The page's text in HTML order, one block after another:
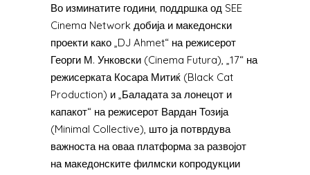
Во изминатите години, поддршка од SEE
Cinema Network добија и македонски
проекти како „DJ Ahmet“ на режисерот
Георги М. Унковски (Cinema Futura), „17“ на
режисерката Косара Митиќ (Black Cat
Production) и „Баладата за лонецот и
капакот“ на режисерот Вардан Тозија
(Minimal Collective), што ја потврдува
важноста на оваа платформа за развојот
на македонските филмски копродукции